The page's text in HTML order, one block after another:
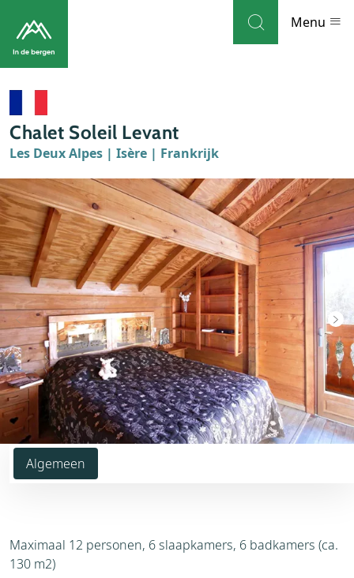
Menu
Weblog
Accommodaties
Thema's
Bezienswaardigheden
Tips
Chalet Soleil Levant
Les Deux Alpes | Isère | Frankrijk
Algemeen
Maximaal 12 personen, 6 slaapkamers, 6 badkamers (ca.
130 m2)